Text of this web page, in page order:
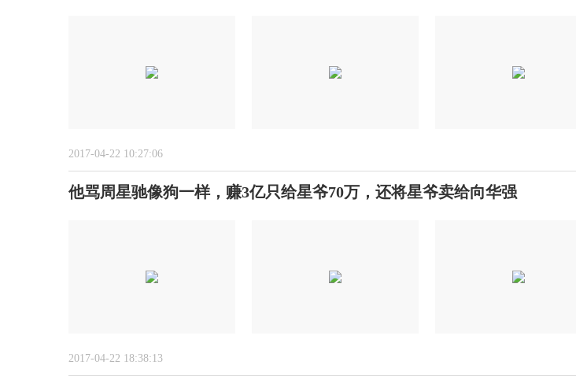
2017-04-22 10:27:06
他骂周星驰像狗一样，赚3亿只给星爷70万，还将星爷卖给向华强
2017-04-22 18:38:13